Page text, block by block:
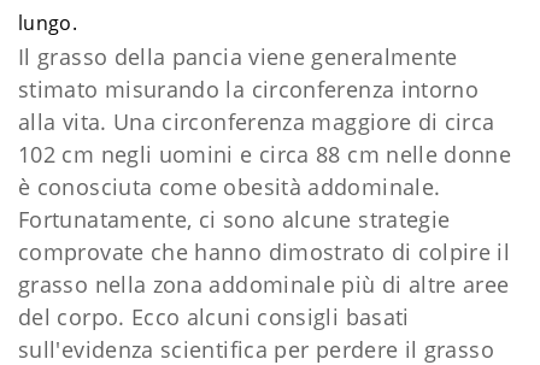
lungo.
Il grasso della pancia viene generalmente
stimato misurando la circonferenza intorno
alla vita. Una circonferenza maggiore di circa
102 cm negli uomini e circa 88 cm nelle donne
è conosciuta come obesità addominale.
Fortunatamente, ci sono alcune strategie
comprovate che hanno dimostrato di colpire il
grasso nella zona addominale più di altre aree
del corpo. Ecco alcuni consigli basati
sull'evidenza scientifica per perdere il grasso